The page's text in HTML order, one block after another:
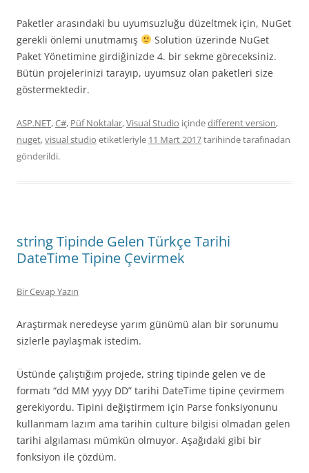
Paketler arasındaki bu uyumsuzluğu düzeltmek için, NuGet
gerekli önlemi unutmamış
Solution üzerinde NuGet
Paket Yönetimine girdiğinizde 4. bir sekme göreceksiniz.
Bütün projelerinizi tarayıp, uyumsuz olan paketleri size
göstermektedir.
ASP.NET,C#, Püf Noktalar,Visual Studio içindedifferent version,
nuget,visual studio etiketleriyle 11 Mart 2017tarihindetarafınadan
gönderildi.
string Tipinde Gelen Türkçe Tarihi
DateTime Tipine Çevirmek
Bir Cevap Yazın
Araştırmak neredeyse yarım günümü alan bir sorunumu
sizlerle paylaşmak istedim.
Üstünde çalıştığım projede, string tipinde gelen ve de
formatı “dd MM yyyy DD” tarihi DateTime tipine çevirmem
gerekiyordu. Tipini değiştirmem için Parse fonksiyonunu
kullanmam lazım ama tarihin culture bilgisi olmadan gelen
tarihi algılaması mümkün olmuyor. Aşağıdaki gibi bir
fonksiyon ile çözdüm.